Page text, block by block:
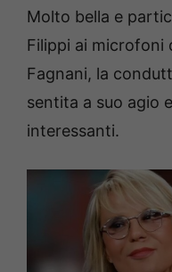
Molto bella e
Filippi ai microfoni
Fagnani, la
sentita a suo agio
interessanti.